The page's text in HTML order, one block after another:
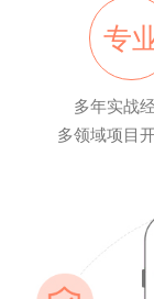
专
多年实战
多领域项目